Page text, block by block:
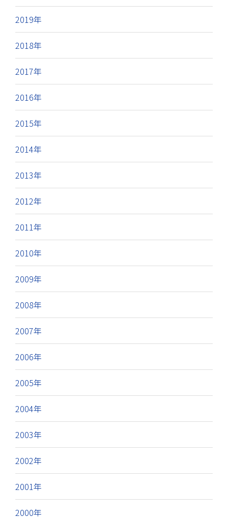
2019年
2018年
2017年
2016年
2015年
2014年
2013年
2012年
2011年
2010年
2009年
2008年
2007年
2006年
2005年
2004年
2003年
2002年
2001年
2000年